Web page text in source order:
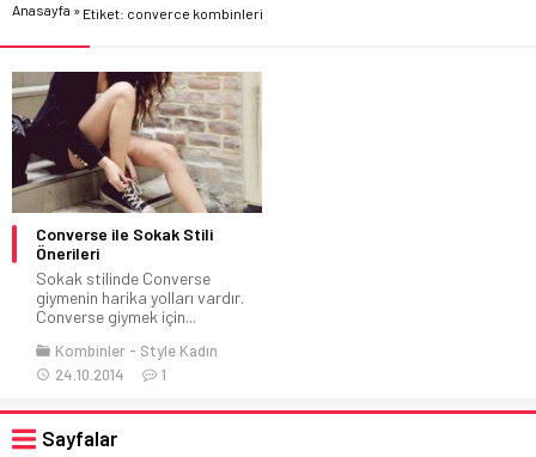
Anasayfa » Etiket: converce kombinleri
Converse ile Sokak Stili
Önerileri
Sokak stilinde Converse
giymenin harika yolları vardır.
Converse giymek için...
Kombinler
Style Kadın
24.10.2014
1
Sayfalar